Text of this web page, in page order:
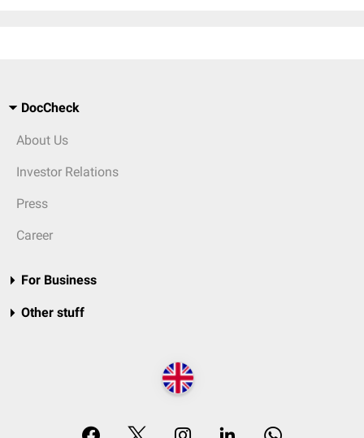
DocCheck
About Us
Investor Relations
Press
Career
For Business
Other stuff